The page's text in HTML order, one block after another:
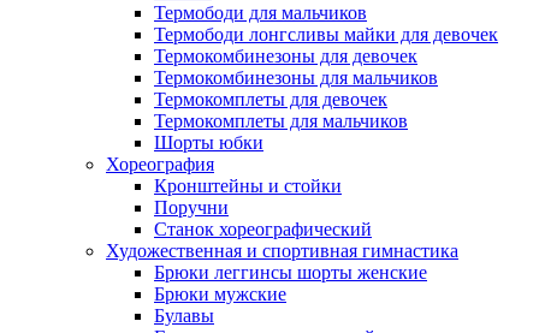
Термободи для мальчиков
Термободи лонгсливы майки для девочек
Термокомбинезоны для девочек
Термокомбинезоны для мальчиков
Термокомплеты для девочек
Термокомплеты для мальчиков
Шорты юбки
Хореография
Кронштейны и стойки
Поручни
Станок хореографический
Художественная и спортивная гимнастика
Брюки леггинсы шорты женские
Брюки мужские
Булавы